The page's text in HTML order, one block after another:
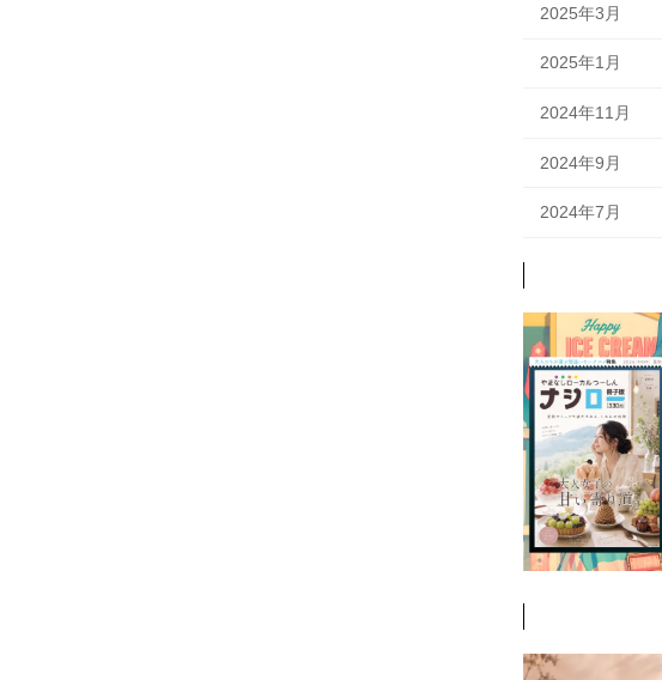
2025年3月
2025年1月
2024年11月
2024年9月
2024年7月